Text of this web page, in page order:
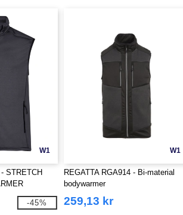
W1
STRETCH
-45%
W1
REGATTA RGA914 - Bi-material
bodywarmer
259,13 kr